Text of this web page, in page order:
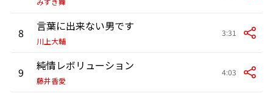
8 言葉に出来ない男です
川上大輔
3:31
9 純情レボリューション
藤井香愛
4:03